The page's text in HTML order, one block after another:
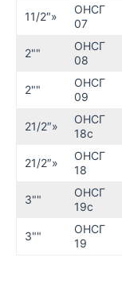
11/2″»
ОНСГ
07
2""
ОНСГ
08
2""
ОНСГ
09
21/2″»
ОНСГ
18с
21/2″»
ОНСГ
18
3""
ОНСГ
19с
3""
ОНСГ
19